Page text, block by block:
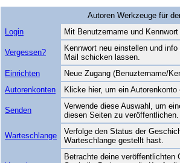
Autoren Werkzeuge für
Login
Mit Benutzername und
Vergessen?
Kennwort neu einstellen und
Mail schicken lassen.
Einrichten
Neue Zugang (Benuztername/
Autorenkonten
Klicke hier, um ein Autorenkonto
Senden
Verwende diese Auswahl, um
diesen Seiten zu veröffentlichen.
Warteschlange
Verfolge den Status der
Warteschlange gestellt hast.
Betrachte deine veröffentlichten